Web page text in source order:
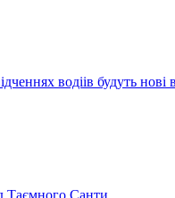
водіів будуть нові
Таємного Санти